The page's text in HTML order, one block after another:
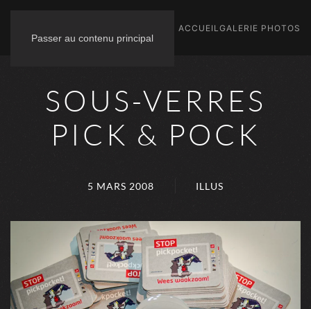
Passer au contenu principal
ACCUEIL GALERIE PHOTOS
SOUS-VERRES
PICK & POCK
5 MARS 2008 ILLUS